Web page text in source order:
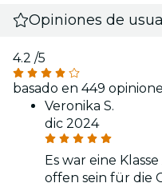
Opiniones de
4.2 /5
basado en 449
Veronika S.
dic 2024
Es war eine
offen sein für die